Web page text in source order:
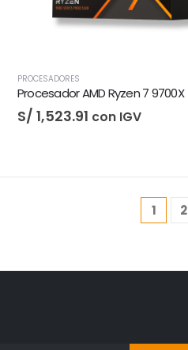
PROCESADORES
Procesador AMD Ryzen 7 9700X
S/ 1,523.91 con IGV
1 2